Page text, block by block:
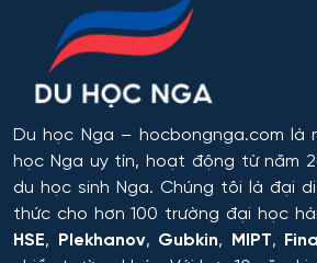
Du học Nga – hocbongnga.com là
học Nga uy tín, hoạt động từ năm
du học sinh Nga. Chúng tôi là đại
thức cho hơn 100 trường đại học
HSE, Plekhanov, Gubkin, MIPT,